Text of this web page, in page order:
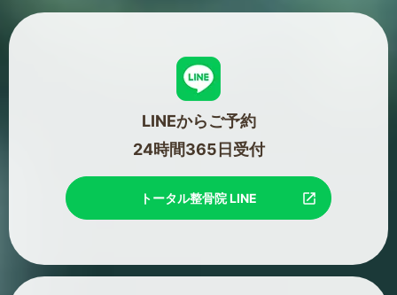
LINEからご予約
24時間365日受付
トータル整骨院 LINE